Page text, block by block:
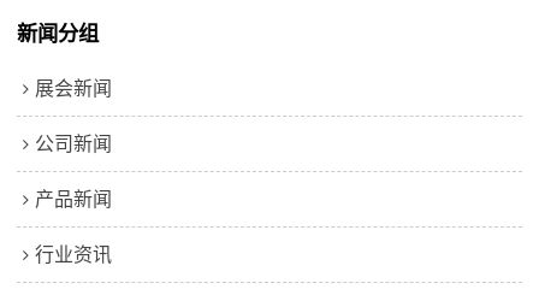
新闻分组
展会新闻
公司新闻
产品新闻
行业资讯